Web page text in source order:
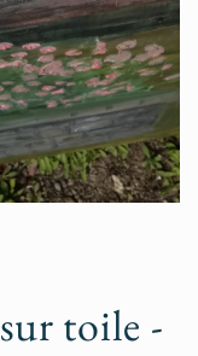
toile -